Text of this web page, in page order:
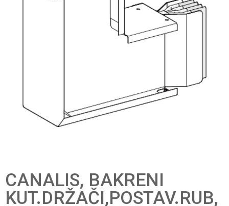
CANALIS, BAKRENI
KUT.DRŽAČI,POSTAV.RUB,